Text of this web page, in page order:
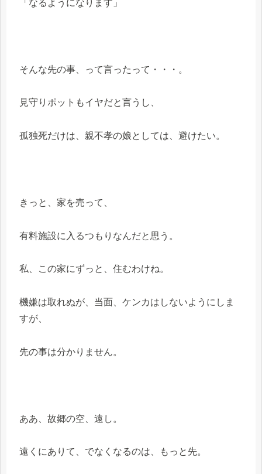
「なるようになります」
そんな先の事、って言ったって・・・。
見守りポットもイヤだと言うし、
孤独死だけは、親不孝の娘としては、避けたい。
きっと、家を売って、
有料施設に入るつもりなんだと思う。
私、この家にずっと、住むわけね。
機嫌は取れぬが、当面、ケンカはしないようにしま
すが、
先の事は分かりません。
ああ、故郷の空、遠し。
遠くにありて、でなくなるのは、もっと先。